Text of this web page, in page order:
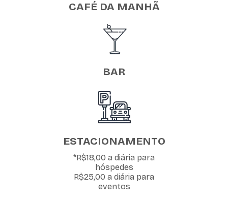
CAFÉ DA MANHÃ
BAR
ESTACIONAMENTO
*R$18,00 a diária para
hóspedes
R$25,00 a diária para
eventos